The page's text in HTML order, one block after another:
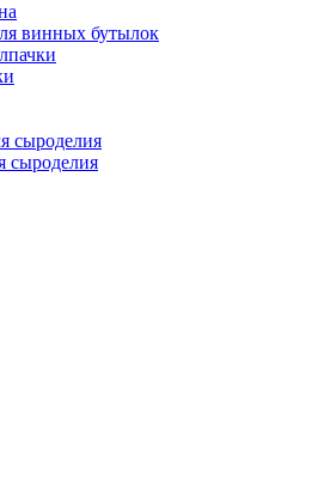
винных бутылок
сыроделия
сыроделия